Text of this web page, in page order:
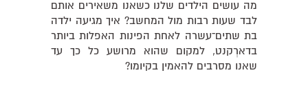
מה עושים הילדים שלנו כשאנו משאירים אותם
לבד שעות רבות מול המחשב? איך מגיעה ילדה
בת שתים־עשרה לאחת הפינות האפלות ביותר
בדארְקנט, למקום שהוא מרושע כל כך עד
שאנו מסרבים להאמין בקיומו?